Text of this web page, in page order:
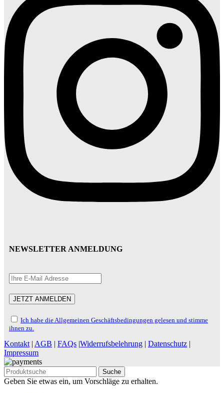
NEWSLETTER ANMELDUNG
Ich habe die Allgemeinen Geschäftsbedingungen gelesen und stimme
ihnen zu.
Kontakt | AGB | FAQs |Widerrufsbelehrung | Datenschutz |
Impressum
Suche
Geben Sie etwas ein, um Vorschläge zu erhalten.